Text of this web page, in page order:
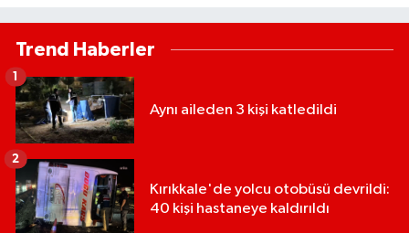
Trend Haberler
Aynı aileden 3 kişi katledildi
1
Kırıkkale'de yolcu otobüsü devrildi:
40 kişi hastaneye kaldırıldı
2